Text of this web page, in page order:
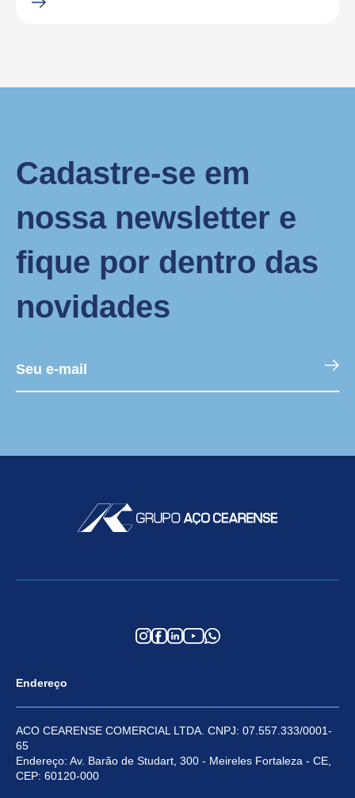
Cadastre-se em
nossa newsletter e
fique por dentro das
novidades
Endereço
ACO CEARENSE COMERCIAL LTDA. CNPJ: 07.557.333/0001-
65
Endereço: Av. Barão de Studart, 300 - Meireles Fortaleza - CE,
CEP: 60120-000